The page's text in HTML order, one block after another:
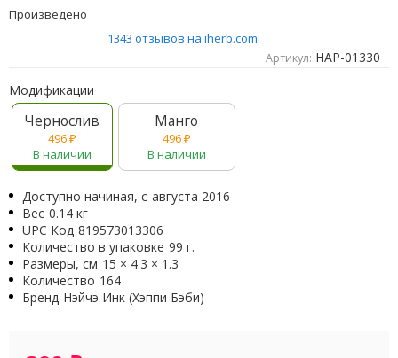
Произведено
1343 отзывов на iherb.com
Артикул: HAP-01330
Модификации
Чернослив
496₽
В наличии
Манго
496₽
В наличии
Доступно начиная, с августа 2016
Вес 0.14 кг
UPC Код 819573013306
Количество в упаковке 99 г.
Размеры, см 15 × 4.3 × 1.3
Количество 164
Бренд Нэйчэ Инк (Хэппи Бэби)